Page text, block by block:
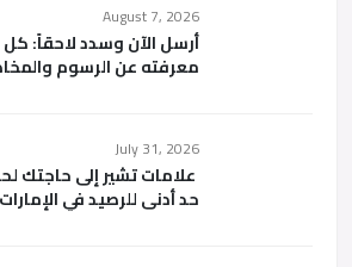
August 7, 2026
أرسل الآن وسدد لاحقاً: كل
معرفته عن الرسوم
July 31, 2026
علامات تشير إلى حاجتك
حد أدنى للرصيد في الإمارات